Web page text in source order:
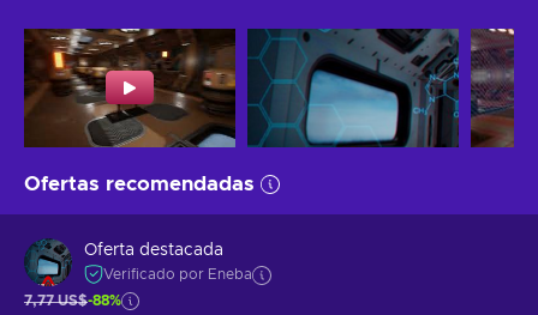
Ofertas recomendadas
Oferta destacada
Verificado por Eneba
7,77 US$-88%